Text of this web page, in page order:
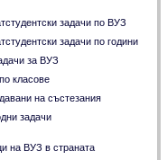
задачи по ВУЗ
задачи по години
за ВУЗ
класове
на състезания
задачи
на ВУЗ в страната